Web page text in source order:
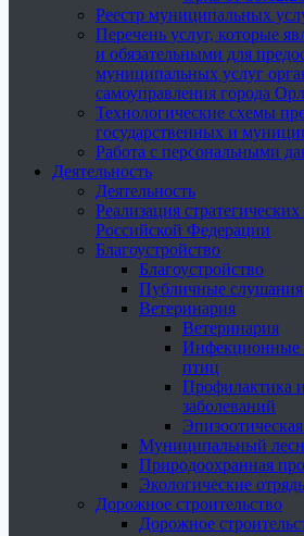
Реестр муниципальных
Перечень услуг, которые
и обязательными для
муниципальных услуг
самоуправления города
Технологические схемы
государственных и
Работа с персональными
Деятельность
Деятельность
Реализация
Российской Федерации
Благоустройство
Благоустройство
Публичные слушания
Ветеринария
Ветеринария
Инфекционные
птиц
Профилактика
заболеваний
Муниципальный
Природоохранная
Экологические
Дорожное строительство
Дорожное